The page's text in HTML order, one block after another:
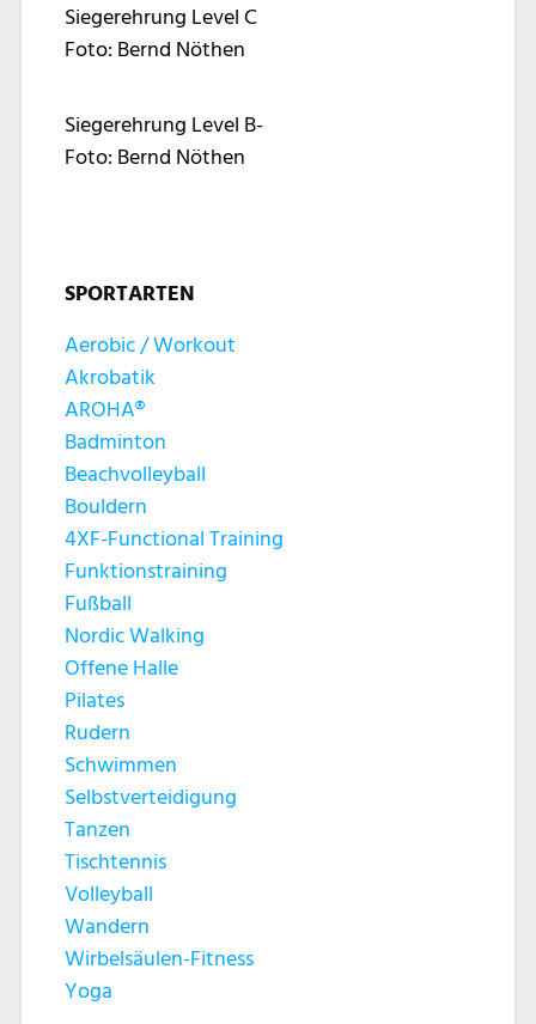
Siegerehrung Level C
Foto: Bernd Nöthen
Siegerehrung Level B-
Foto: Bernd Nöthen
SPORTARTEN
Aerobic / Workout
Akrobatik
AROHA®
Badminton
Beachvolleyball
Bouldern
4XF-Functional Training
Funktionstraining
Fußball
Nordic Walking
Offene Halle
Pilates
Rudern
Schwimmen
Selbstverteidigung
Tanzen
Tischtennis
Volleyball
Wandern
Wirbelsäulen-Fitness
Yoga